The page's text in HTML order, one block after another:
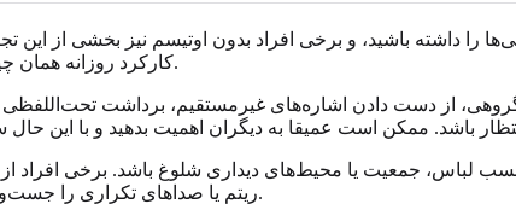
باشید، و برخی افراد بدون اوتیسم نیز بخشی از این
کارکرد روزانه همان چیزهایی هستند که این پرسش را شایسته بررسی می‌کنند.
از دست دادن اشاره‌های غیرمستقیم، برداشت تحت‌اللفظی
لباس، جمعیت یا محیط‌های دیداری شلوغ باشد. برخی افراد
ریتم یا صداهای تکراری را جست‌وجو می‌کنند، چون برایشان تنظیم‌کننده احساس می‌شود.